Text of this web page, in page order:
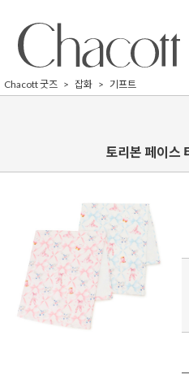
Chacott 굿즈 잡화 기프트
토리본 페이스